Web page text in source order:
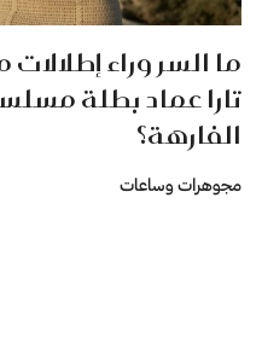
ما السر وراء
تارا عماد بطلة
الفارهة؟
مجوهرات وساعات